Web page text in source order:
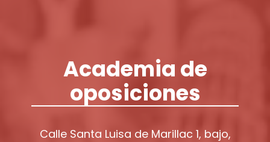
Academia de
oposiciones
Calle Santa Luisa de Marillac 1, bajo,